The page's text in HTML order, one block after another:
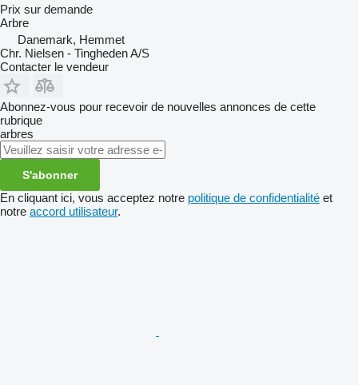
Prix sur demande
Arbre
Danemark, Hemmet
Chr. Nielsen - Tingheden A/S
Contacter le vendeur
Abonnez-vous pour recevoir de nouvelles annonces de cette
rubrique
arbres
S'abonner
En cliquant ici, vous acceptez notre politique de confidentialité et
notre accord utilisateur.